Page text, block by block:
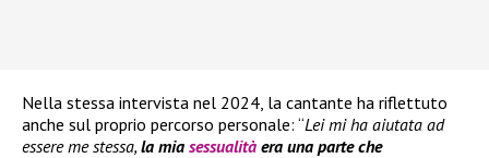
Nella stessa intervista nel 2024, la cantante ha riflettuto
anche sul proprio percorso personale: “Lei mi ha aiutata ad
essere me stessa, la mia sessualità era una parte che